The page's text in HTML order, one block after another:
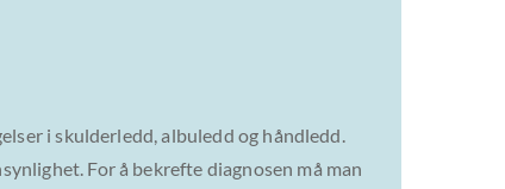
i skulderledd, albuledd og håndledd.
For å bekrefte diagnosen må man